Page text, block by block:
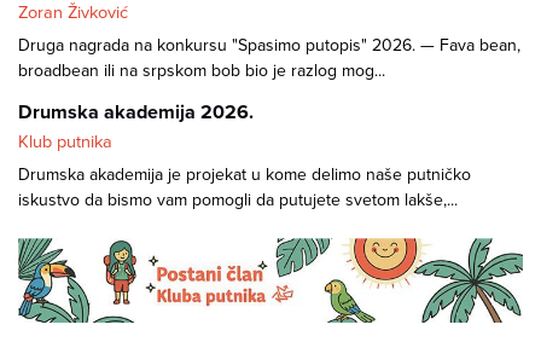
Zoran Živković
Druga nagrada na konkursu "Spasimo putopis" 2026. — Fava bean,
broadbean ili na srpskom bob bio je razlog mog...
Drumska akademija 2026.
Klub putnika
Drumska akademija je projekat u kome delimo naše putničko
iskustvo da bismo vam pomogli da putujete svetom lakše,...